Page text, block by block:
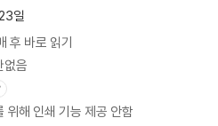
험을 통해 배워라
다
커/ 불확실성을 이기는 실력 기르는 법/
문가의 직관은 기술인가, 자만인가?/
법/ 불확실성을 극복하는 4가지 학습
일
후 바로 읽기
없음
위해 인쇄 기능 제공 안함